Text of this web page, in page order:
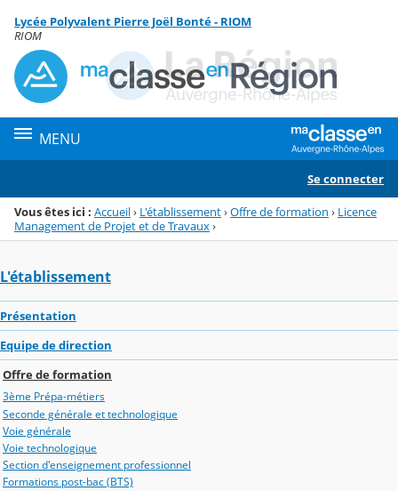
Menu de la rubrique
Contenu
Lycée Polyvalent Pierre Joël Bonté - RIOM
RIOM
MENU
Se connecter
Vous êtes ici : Accueil› L'établissement›Offre de formation › Licence
Management de Projet et de Travaux›
L'établissement
Présentation
Equipe de direction
Offre de formation
3ème Prépa-métiers
Seconde générale et technologique
Voie générale
Voie technologique
Section d'enseignement professionnel
Formations post-bac (BTS)